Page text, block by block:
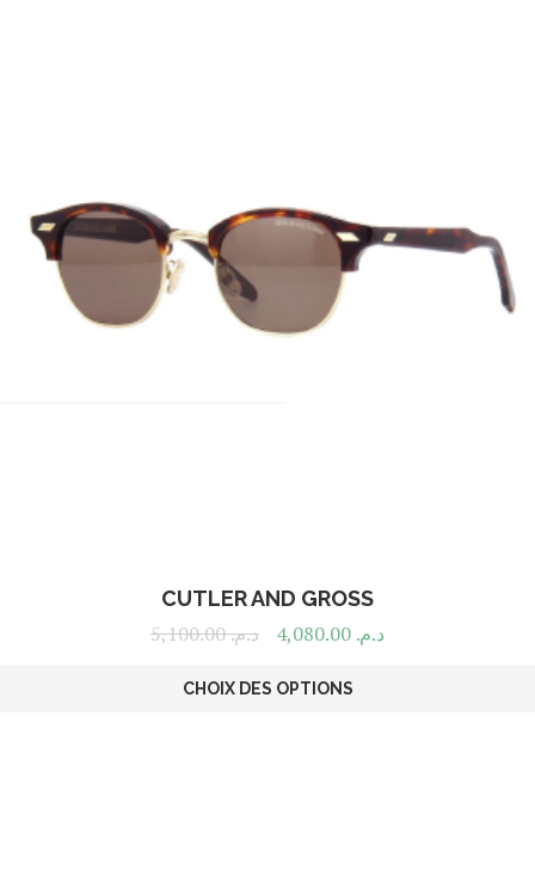
CUTLER AND GROSS
د.م.5,100.00 د.م.
CHOIX DES OPTIONS